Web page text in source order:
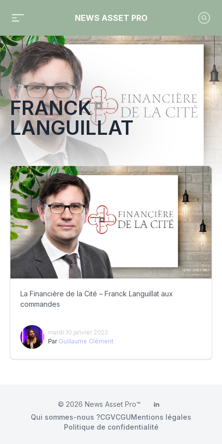
NEWS ASSET PRO
Toute l'actualité sur le tag "Franck Languillat"
FRANCK
LANGUILLAT
La Financière de la Cité – Franck Languillat aux
commandes
mardi 10 janvier 2023
Par Guillaume Clément
© 2026 News Asset Pro™ LinkedIn
Qui sommes-nous ?CGVCGUMentions légales
Politique de confidentialité